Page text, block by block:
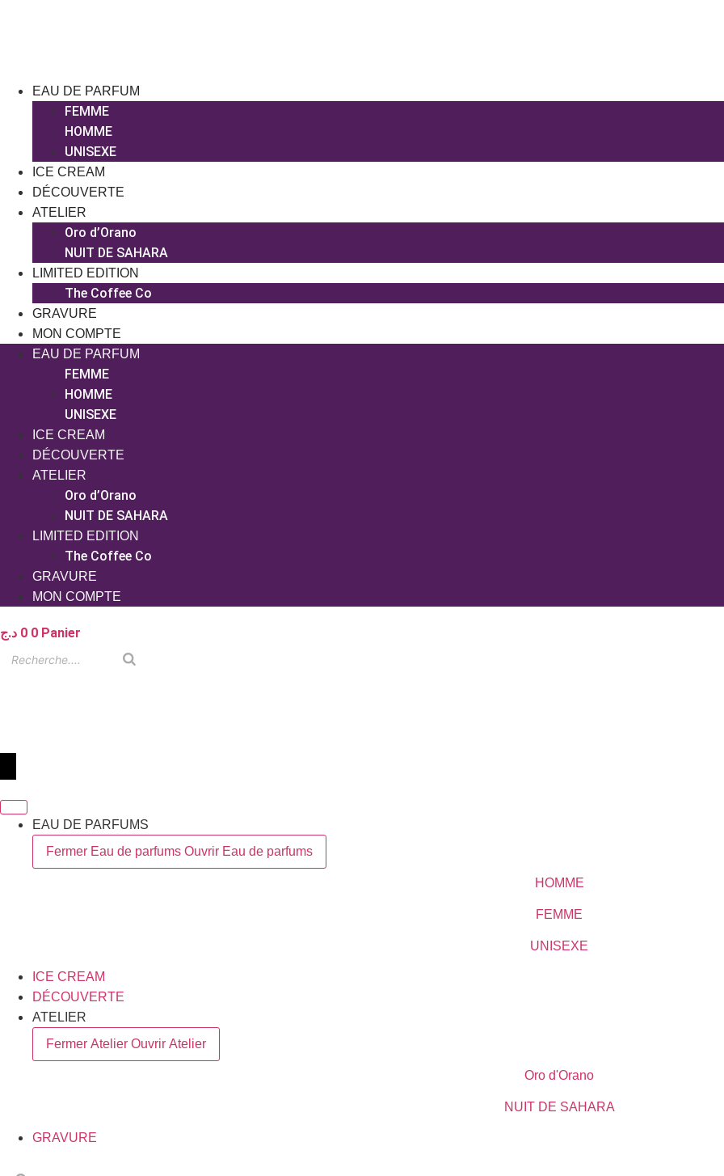
EAU DE PARFUM
FEMME
HOMME
UNISEXE
ICE CREAM
DÉCOUVERTE
ATELIER
Oro d’Orano
NUIT DE SAHARA
LIMITED EDITION
The Coffee Co
GRAVURE
MON COMPTE
EAU DE PARFUM
FEMME
HOMME
UNISEXE
ICE CREAM
DÉCOUVERTE
ATELIER
Oro d’Orano
NUIT DE SAHARA
LIMITED EDITION
The Coffee Co
GRAVURE
MON COMPTE
0 د.ج 0 Panier
EAU DE PARFUMS
Fermer Eau de parfums Ouvrir Eau de parfums
HOMME
FEMME
UNISEXE
ICE CREAM
DÉCOUVERTE
ATELIER
Fermer Atelier Ouvrir Atelier
Oro d'Orano
NUIT DE SAHARA
GRAVURE